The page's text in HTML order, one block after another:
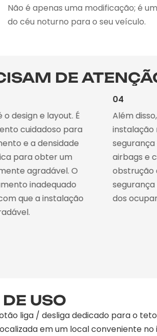
Não é apenas uma modificação; é
do céu noturno para o seu veículo.
DE
design e layout. É
cuidadoso para
e a densidade
para obter um
agradável. O
inadequado
que a instalação
04
Além
instalação
airbags e
obstrução
dos
USO
liga / desliga dedicado para o
em um local conveniente